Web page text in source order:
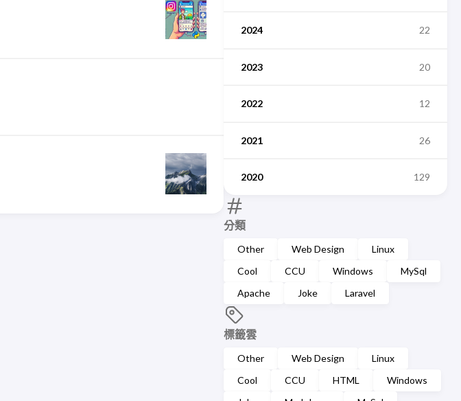
2024 22
2023 20
2022 12
2021 26
2020 129
分類
Other Web Design
Linux
Cool
CCU Windows
MySql
Apache
Joke Laravel
標籤雲
Other Web Design
Linux
Cool
CCU HTML
Windows